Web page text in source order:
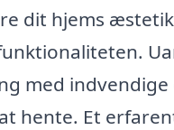
dit hjems
med
hente. Et